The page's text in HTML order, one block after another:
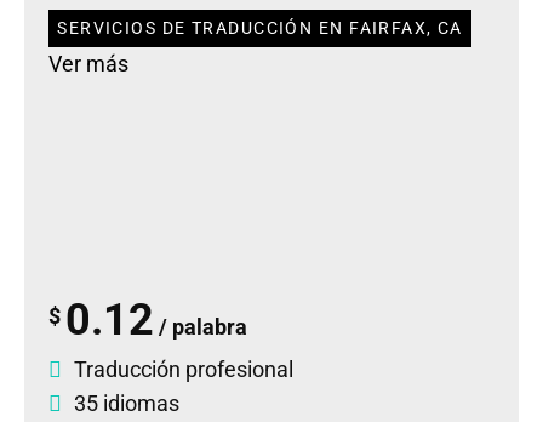
SERVICIOS DE TRADUCCIÓN EN FAIRFAX, CA
Ver más
$ 0.12 / palabra
Traducción profesional
35 idiomas